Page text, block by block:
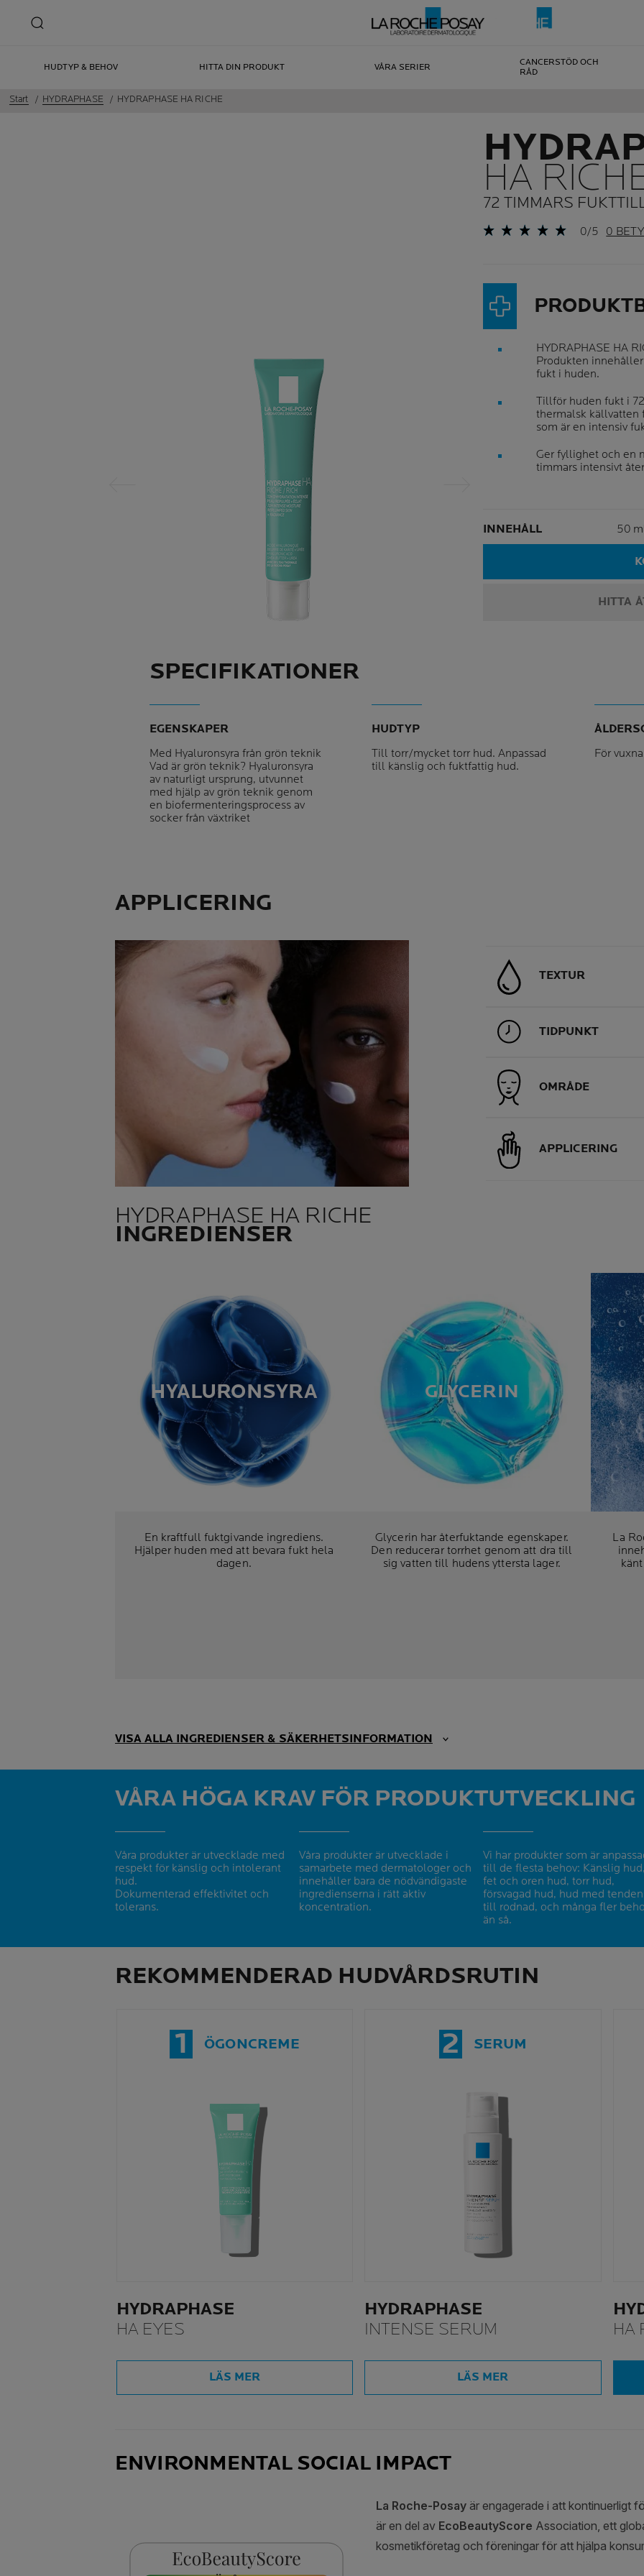
HUDTYP & BEHOV HITTA DIN PRODUKT VÅRA SERIER
CANCERSTÖD OCH
RÅD
Start HYDRAPHASE HYDRAPHASE HA RICHE
HA
72 TIMMARS
0/5 0
HYDRAPHASE HA
Produkten
fukt i huden.
Tillför huden fukt i
thermalsk källvatten
som är en intensiv
Ger fyllighet och en
timmars intensivt
INNEHÅLL 50
HITTA
SPECIFIKATIONER
EGENSKAPER
Med Hyaluronsyra från grön teknik
Vad är grön teknik? Hyaluronsyra
av naturligt ursprung, utvunnet
med hjälp av grön teknik genom
en biofermenteringsprocess av
socker från växtriket
HUDTYP
Till torr/mycket torr hud. Anpassad
till känslig och fuktfattig hud.
För
APPLICERING
TEXTUR
TIDPUNKT
OMRÅDE
APPLICERING
HYDRAPHASE HA RICHE
INGREDIENSER
HYALURONSYRA
En kraftfull fuktgivande ingrediens.
Hjälper huden med att bevara fukt hela
dagen.
GLYCERIN
Glycerin har återfuktande egenskaper.
Den reducerar torrhet genom att dra till
sig vatten till hudens yttersta lager.
La
VISA ALLA INGREDIENSER & SÄKERHETSINFORMATION
VÅRA HÖGA KRAV FÖR PRODUKTUTVECKLING
Våra produkter är utvecklade med
respekt för känslig och intolerant
hud.
Dokumenterad effektivitet och
tolerans.
Våra produkter är utvecklade i
samarbete med dermatologer och
innehåller bara de nödvändigaste
ingredienserna i rätt aktiv
koncentration.
Vi har produkter som är
till de flesta behov: Känslig hud,
fet och oren hud, torr hud,
försvagad hud, hud med
till rodnad, och många fler
än så.
REKOMMENDERAD HUDVÅRDSRUTIN
1 ÖGONCREME
HYDRAPHASE
HA EYES
LÄS MER
2 SERUM
HYDRAPHASE
INTENSE SERUM
LÄS MER
HA
ENVIRONMENTAL SOCIAL IMPACT